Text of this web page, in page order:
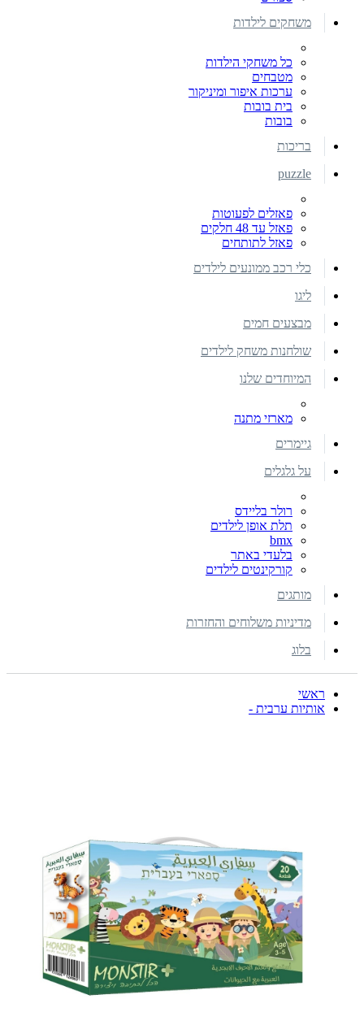
משחקים לילדות
כל משחקי הילדות
מטבחים
ערכות איפור ומיניקור
בית בובות
בובות
בריכות
puzzle
פאזלים לפעוטות
פאזל עד 48 חלקים
פאזל לתותחים
כלי רכב ממונעים לילדים
ליגו
מבצעים חמים
שולחנות משחק לילדים
המיוחדים שלנו
מארזי מתנה
גיימרים
על גלגלים
רולר בליידס
תלת אופן לילדים
bmx
בלעדי באתר
קורקינטים לילדים
מותגים
מדיניות משלוחים והחזרות
בלוג
ראשי
אותיות ערבית -